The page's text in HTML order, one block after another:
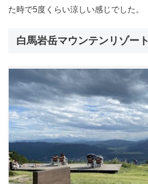
た時で5度くらい涼しい感じでした。
白馬岩岳マウンテンリゾート